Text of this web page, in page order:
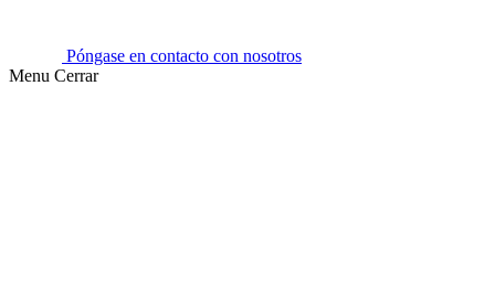
Póngase en contacto con nosotros
Menu Cerrar